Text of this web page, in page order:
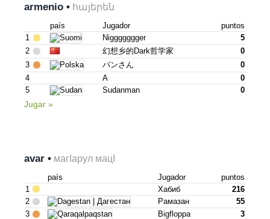
armenio • հայերեն
país Jugador
puntos
1
Niggggggger
5
2
幻想乡的dark哲学家
0
3
パンさん
0
4
A
0
5
Sudanman 0
Jugar »
avar • магІарул мацІ
país Jugador
puntos
1
Хабиб
216
2
Рамазан
55
3
Bigfloppa
3